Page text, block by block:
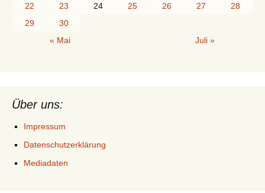
22
23 24 25 26 27
28
29
30
« Mai
Juli »
Über uns:
Impressum
Datenschutzerklärung
Mediadaten